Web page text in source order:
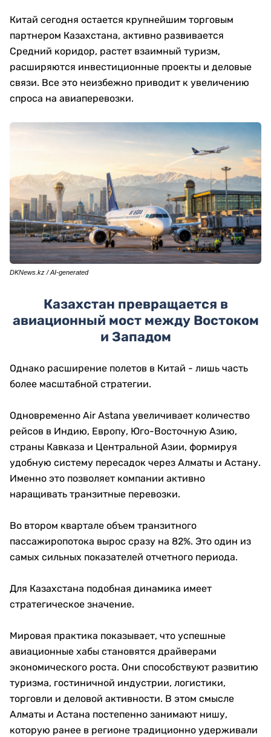
Китай сегодня остается крупнейшим торговым
партнером Казахстана, активно развивается
Средний коридор, растет взаимный туризм,
расширяются инвестиционные проекты и деловые
связи. Все это неизбежно приводит к увеличению
спроса на авиаперевозки.
DKNews.kz / AI-generated
Казахстан превращается в
авиационный мост между Востоком
и Западом
Однако расширение полетов в Китай - лишь часть
более масштабной стратегии.
Одновременно Air Astana увеличивает количество
рейсов в Индию, Европу, Юго-Восточную Азию,
страны Кавказа и Центральной Азии, формируя
удобную систему пересадок через Алматы и Астану.
Именно это позволяет компании активно
наращивать транзитные перевозки.
Во втором квартале объем транзитного
пассажиропотока вырос сразу на 82%. Это один из
самых сильных показателей отчетного периода.
Для Казахстана подобная динамика имеет
стратегическое значение.
Мировая практика показывает, что успешные
авиационные хабы становятся драйверами
экономического роста. Они способствуют развитию
туризма, гостиничной индустрии, логистики,
торговли и деловой активности. В этом смысле
Алматы и Астана постепенно занимают нишу,
которую ранее в регионе традиционно удерживали